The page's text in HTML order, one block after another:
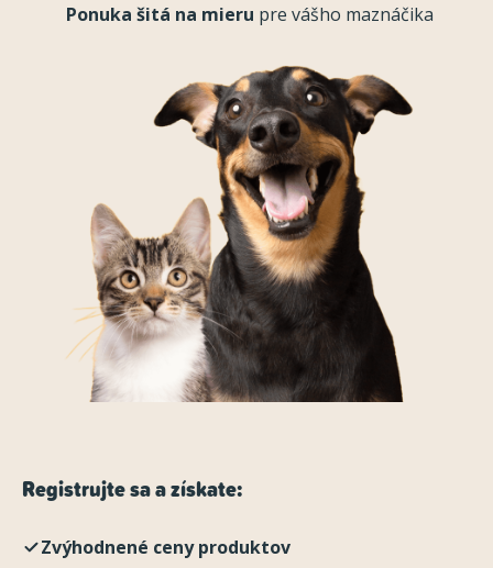
Ponuka šitá na mieru pre vášho maznáčika
Registrujte sa a získate:
Zvýhodnené ceny produktov